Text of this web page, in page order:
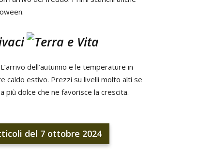
dell’autunno e le temperature in
caldo estivo. Prezzi su livelli molto alti se
dolce che ne favorisce la crescita.
del 7 ottobre 2024